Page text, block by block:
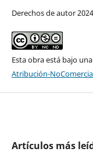
Derechos de autor
Esta obra está bajo
Atribución-
Artículos más